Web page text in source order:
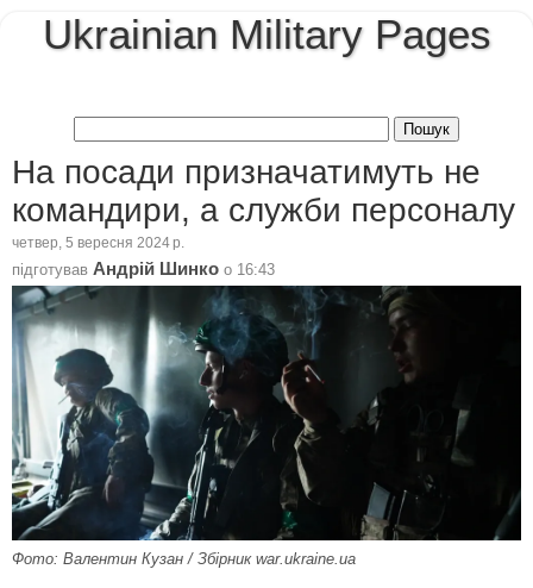
Ukrainian Military Pages
На посади призначатимуть не
командири, а служби персоналу
четвер, 5 вересня 2024 р.
підготував Андрій Шинко о 16:43
Фото: Валентин Кузан / Збірник war.ukraine.ua